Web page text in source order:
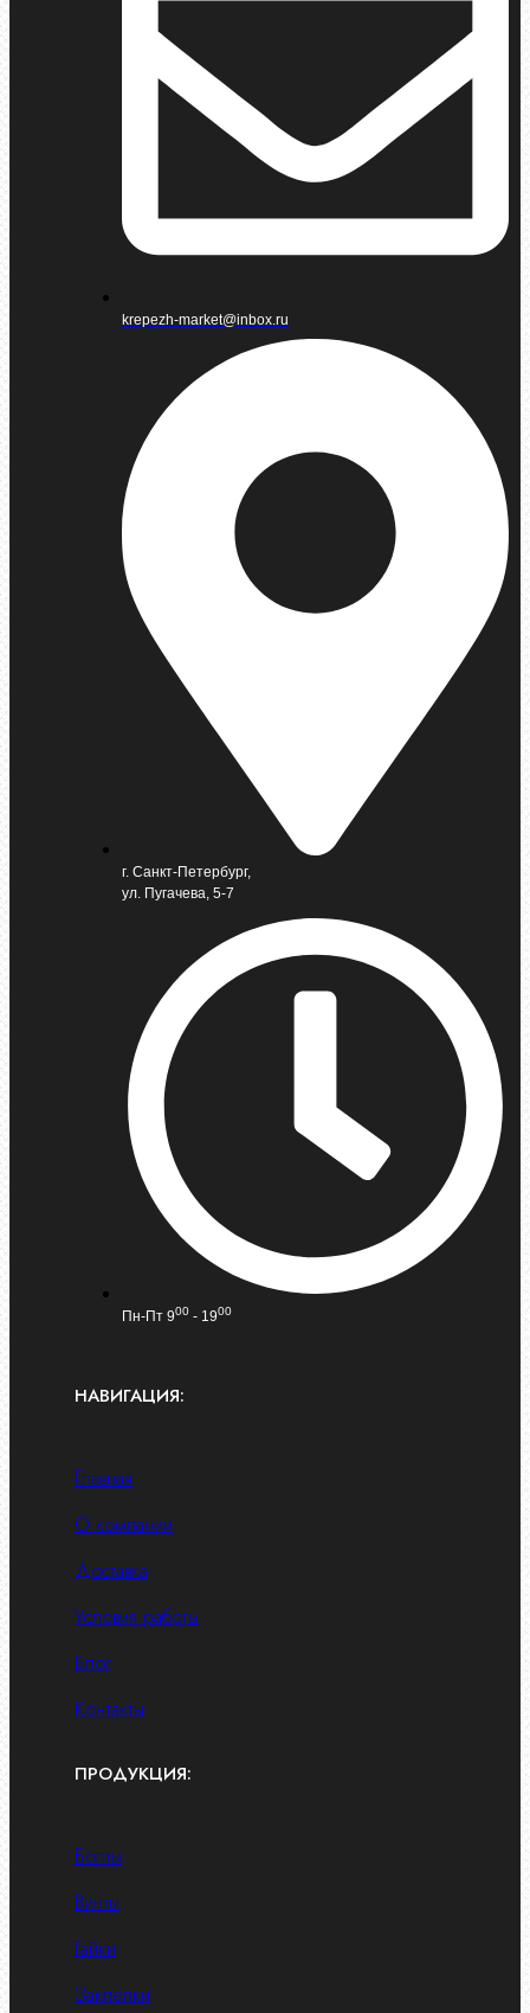
krepezh-market@inbox.ru
г. Санкт-Петербург,
ул. Пугачева, 5-7
Пн-Пт 900 - 1900
НАВИГАЦИЯ:
Главная
О компании
Доставка
Условия работы
Блог
Контакты
ПРОДУКЦИЯ:
Болты
Винты
Гайки
Заклепки